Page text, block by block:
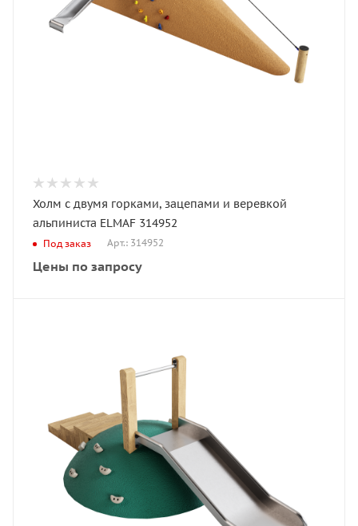
Холм с двумя горками, зацепами и веревкой
альпиниста ELMAF 314952
Под заказ Арт.: 314952
Цены по запросу